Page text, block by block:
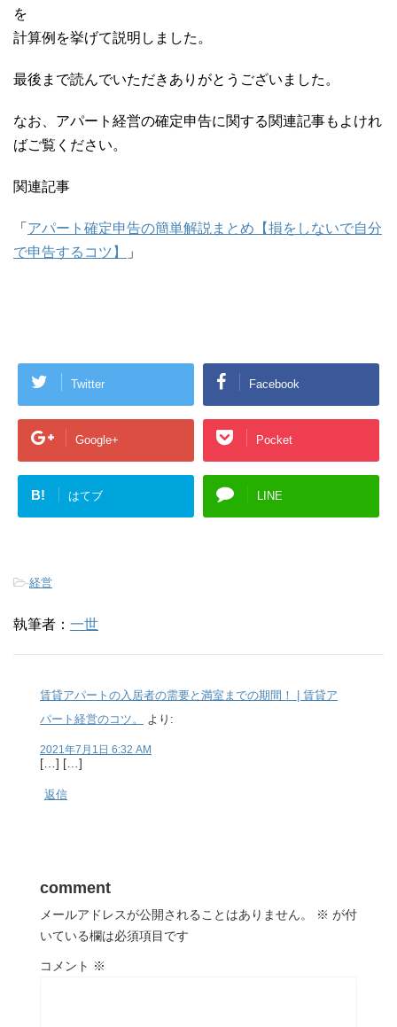
を
計算例を挙げて説明しました。
最後まで読んでいただきありがとうございました。
なお、アパート経営の確定申告に関する関連記事もよけれ
ばご覧ください。
関連記事
「 アパート確定申告の簡単解説まとめ【損をしないで自分
で申告するコツ】
」
Twitter Facebook
Google+ Pocket
B! はてブ LINE
-経営
執筆者： 一世
賃貸アパートの入居者の需要と満室までの期間！ | 賃貸ア
パート経営のコツ。
より:
2021年7月1日 6:32 AM
[…] […]
返信
comment
メールアドレスが公開されることはありません。 ※ が付
いている欄は必須項目です
コメント ※